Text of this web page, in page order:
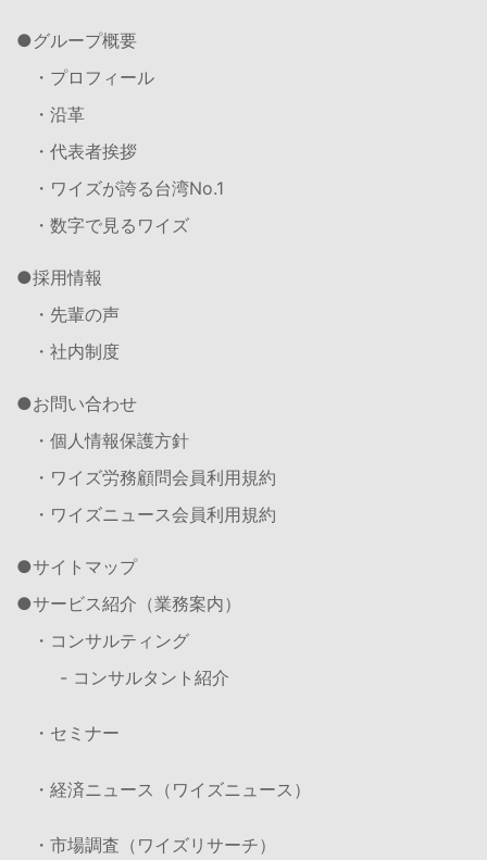
グループ概要
・プロフィール
・沿革
・代表者挨拶
・ワイズが誇る台湾No.1
・数字で見るワイズ
採用情報
・先輩の声
・社内制度
お問い合わせ
・個人情報保護方針
・ワイズ労務顧問会員利用規約
・ワイズニュース会員利用規約
サイトマップ
サービス紹介（業務案内）
・コンサルティング
- コンサルタント紹介
・セミナー
・経済ニュース（ワイズニュース）
・市場調査（ワイズリサーチ）